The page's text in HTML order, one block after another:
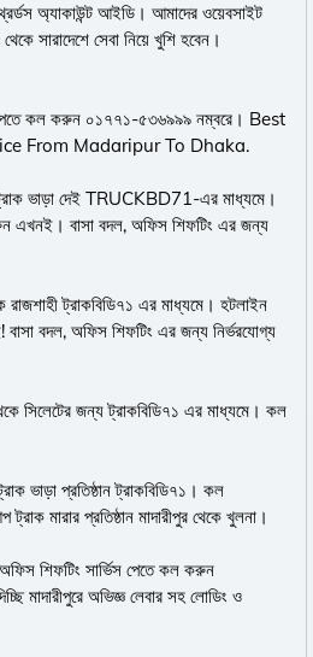
অ্যাকাউন্ট আইডি। আমাদের ওয়েবসাইট
সারাদেশে সেবা নিয়ে খুশি হবেন।
পেতে কল করুন ০১৭৭১-৫৩৬৯৯৯ নম্বরে। Best
From Madaripur To Dhaka.
ট্রাক ভাড়া দেই TRUCKBD71-এর মাধ্যমে।
বাসা বদল, অফিস শিফটিং এর জন্য
রাজশাহী ট্রাকবিডি৭১ এর মাধ্যমে। হটলাইন
বদল, অফিস শিফটিং এর জন্য নির্ভরযোগ্য
সিলেটের জন্য ট্রাকবিডি৭১ এর মাধ্যমে। কল
ভাড়া প্রতিষ্ঠান ট্রাকবিডি৭১। কল
মারার প্রতিষ্ঠান মাদারীপুর থেকে খুলনা।
অফিস শিফটিং সার্ভিস পেতে কল করুন
মাদারীপুরে অভিজ্ঞ লেবার সহ লোডিং ও